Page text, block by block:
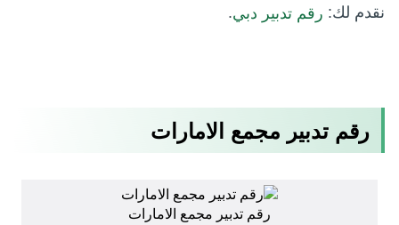
نقدم لك: رقم تدبير دبي.
رقم تدبير مجمع الامارات
رقم تدبير مجمع الامارات